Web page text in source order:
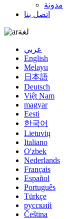
مدونة
اتصل بنا
لغة
عربي
English
Melayu
日本語
Deutsch
Việt Nam
magyar
Eesti
한국어
Lietuvių
Italiano
O'zbek
Nederlands
Français
Español
Português
Türkçe
русский
Čeština